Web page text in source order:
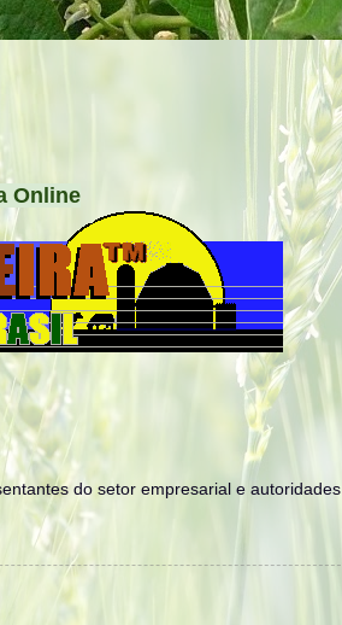
Online
do setor empresarial e autoridades